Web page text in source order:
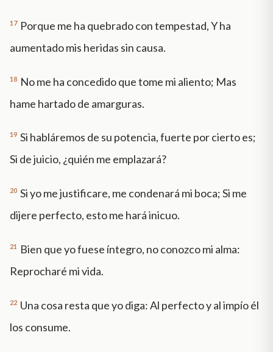
17 Porque me ha quebrado con tempestad, Y ha
aumentado mis heridas sin causa.
18 No me ha concedido que tome mi aliento; Mas
hame hartado de amarguras.
19 Si habláremos de su potencia, fuerte por cierto es;
Si de juicio, ¿quién me emplazará?
20 Si yo me justificare, me condenará mi boca; Si me
dijere perfecto, esto me hará inicuo.
21
Bien que yo fuese íntegro, no conozco mi alma:
Reprocharé mi vida.
22 Una cosa resta que yo diga: Al perfecto y al impío él
los consume.